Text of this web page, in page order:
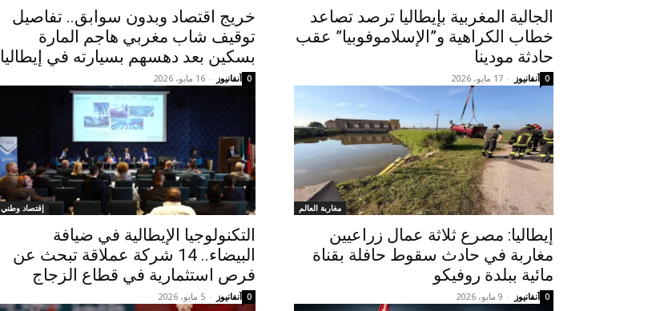
الجالية المغربية بإيطاليا ترصد تصاعد
خطاب الكراهية و”الإسلاموفوبيا” عقب
حادثة مودينا
آنفانيوز - 17 مايو، 2026 0
خريج اقتصاد وبدون سوابق.. تفاصيل
توقيف شاب مغربي هاجم المارة
بسكين بعد دهسهم بسيارته في إيطاليا
آنفانيوز - 16 مايو، 2026 0
مغاربة العالم
إيطاليا: مصرع ثلاثة عمال زراعيين
مغاربة في حادث سقوط حافلة بقناة
مائية ببلدة روفيكو
آنفانيوز - 9 مايو، 2026 0
إقتصاد وطني
التكنولوجيا الإيطالية في ضيافة
البيضاء.. 14 شركة عملاقة تبحث عن
فرص استثمارية في قطاع الزجاج
آنفانيوز - 5 مايو، 2026 0